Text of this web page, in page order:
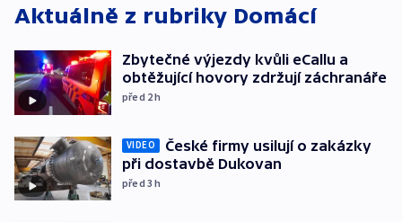
Aktuálně z rubriky Domácí
Zbytečné výjezdy kvůli eCallu a
obtěžující hovory zdržují záchranáře
před 2h
VIDEO
České firmy usilují o zakázky
při dostavbě Dukovan
před 3h